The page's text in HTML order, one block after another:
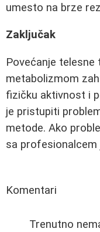
umesto na brze
Zaključak
Povećanje
metabolizmom
fizičku aktivnost i
je pristupiti
metode. Ako
sa profesionalcem
Komentari
Trenutno